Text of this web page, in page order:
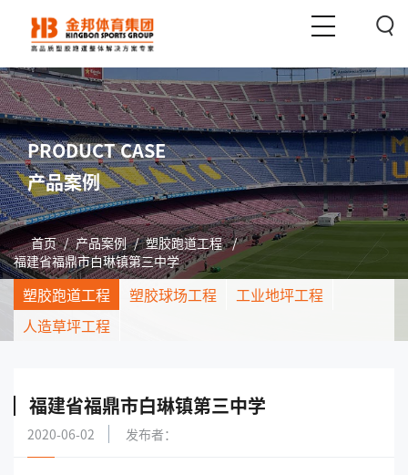
PRODUCT CASE
产品案例
首页 / 产品案例 / 塑胶跑道工程 /
福建省福鼎市白琳镇第三中学
塑胶跑道工程 塑胶球场工程
工业地坪工程
人造草坪工程
福建省福鼎市白琳镇第三中学
2020-06-02 发布者：